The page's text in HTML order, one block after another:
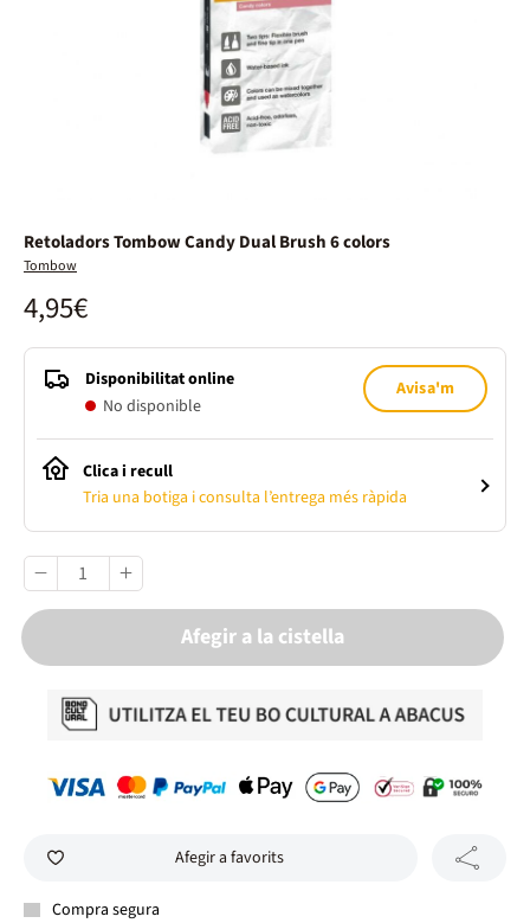
Retoladors Tombow Candy Dual Brush 6 colors
Tombow
4,95€
Disponibilitat online
No disponible
Avisa'm
Clica i recull
Tria una botiga i consulta l’entrega més ràpida
Afegir a la cistella
Afegir a favorits
Compra segura